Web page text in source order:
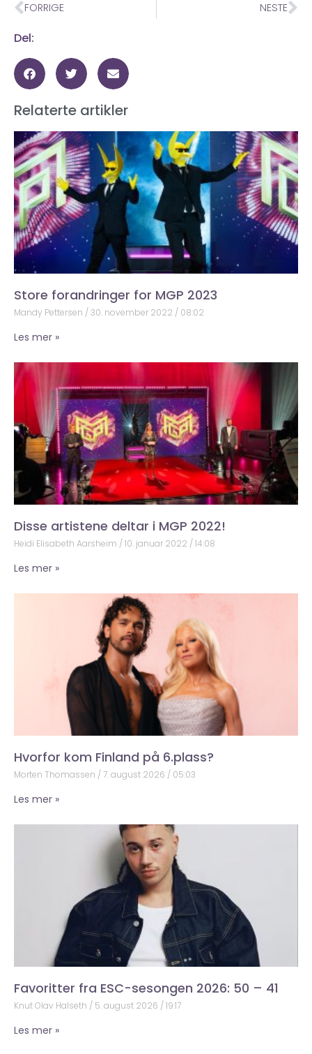
FORRIGE NESTE
Del:
Relaterte artikler
Store forandringer for MGP 2023
Mandy Pettersen 30. november 2022 08:02
Les mer »
Disse artistene deltar i MGP 2022!
Heidi Elisabeth Aarsheim 10. januar 2022 14:08
Les mer »
Hvorfor kom Finland på 6.plass?
Morten Thomassen 7. august 2026 05:03
Les mer »
Favoritter fra ESC-sesongen 2026: 50 – 41
Knut Olav Halseth 5. august 2026 19:17
Les mer »